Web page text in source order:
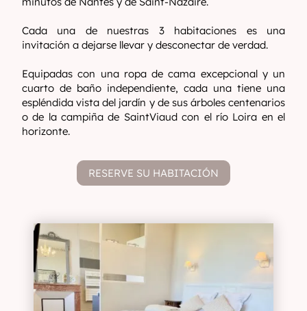
Cada una de nuestras 3 habitaciones es una
invitación a dejarse llevar y desconectar de verdad.
Equipadas con una ropa de cama excepcional y un
cuarto de baño independiente, cada una tiene una
espléndida vista del jardín y de sus árboles centenarios
o de la campiña de SaintViaud con el río Loira en el
horizonte.
RESERVE SU HABITACIÓN